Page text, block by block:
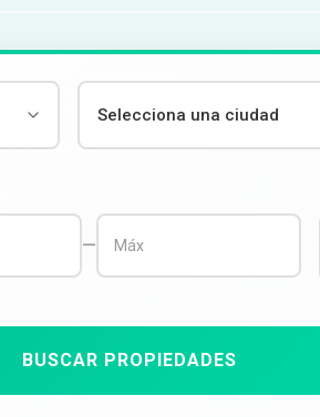
—
BUSCAR PROPIEDADES